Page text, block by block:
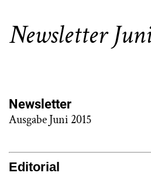
Newsletter
Newsletter
Ausgabe Juni 2015
Editorial